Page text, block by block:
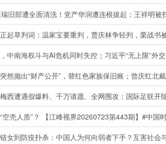
旧部遭全面清洗！党产华润遭连根拔起：王祥明
起草判词：温家宝要重判，贾庆林争轻判，栗战
然抛出“财产公开”，替红色家族保旧账；曾庆红
壳人质”？ 【江峰视界20260723第443期】#中国